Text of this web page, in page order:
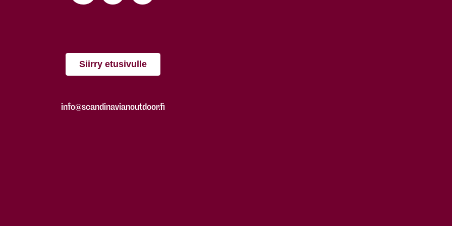
Siirry etusivulle
info@scandinavianoutdoor.fi